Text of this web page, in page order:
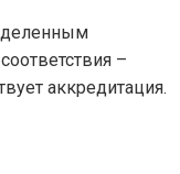
–
аккредитация.